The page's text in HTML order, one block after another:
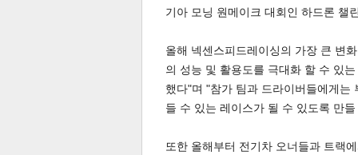
기아 모닝 원메이크 대회인 하드론 챌
올해 넥센스피드레이싱의 가장 큰 변
의 성능 및 활용도를 극대화 할 수 있
했다"며 "참가 팀과 드라이버들에게는
들 수 있는 레이스가 될 수 있도록 만
또한 올해부터 전기차 오너들과 트랙